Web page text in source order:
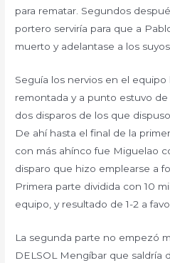
para rematar. Segundos
portero serviría para que a
muerto y adelantase a los
Seguía los nervios en el
remontada y a punto estuvo
dos disparos de los que
De ahí hasta el final de la
con más ahínco fue Miguelao
disparo que hizo emplearse a
Primera parte dividida con 10
equipo, y resultado de 1-2 a
La segunda parte no empezó
DELSOL Mengíbar que saldría